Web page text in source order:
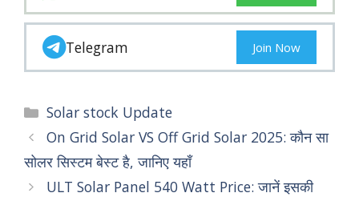
Telegram Join Now
Categories
Solar stock Update
On Grid Solar VS Off Grid Solar 2025: कौन सा
सोलर सिस्टम बेस्ट है, जानिए यहाँ
ULT Solar Panel 540 Watt Price: जानें इसकी